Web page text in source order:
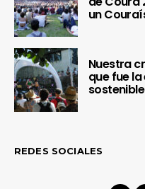
un
Nuestra
que fue
REDES SOCIALES